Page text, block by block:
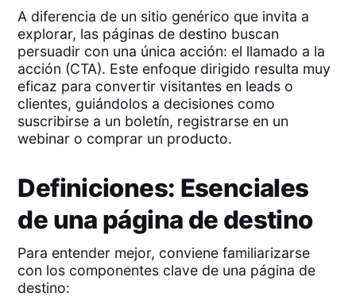
A diferencia de un sitio genérico que invita a
explorar, las páginas de destino buscan
persuadir con una única acción: el llamado a la
acción (CTA). Este enfoque dirigido resulta muy
eficaz para convertir visitantes en leads o
clientes, guiándolos a decisiones como
suscribirse a un boletín, registrarse en un
webinar o comprar un producto.
Definiciones: Esenciales
de una página de destino
Para entender mejor, conviene familiarizarse
con los componentes clave de una página de
destino: